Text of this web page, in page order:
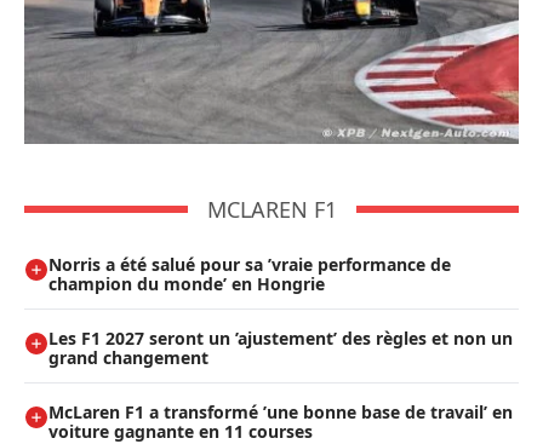
MCLAREN F1
Norris a été salué pour sa ’vraie performance de
champion du monde’ en Hongrie
Les F1 2027 seront un ’ajustement’ des règles et non un
grand changement
McLaren F1 a transformé ’une bonne base de travail’ en
voiture gagnante en 11 courses